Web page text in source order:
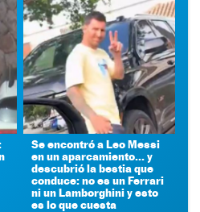
Se encontró a Leo Messi
en un aparcamiento... y
descubrió la bestia que
conduce: no es un Ferrari
ni un Lamborghini y esto
es lo que cuesta